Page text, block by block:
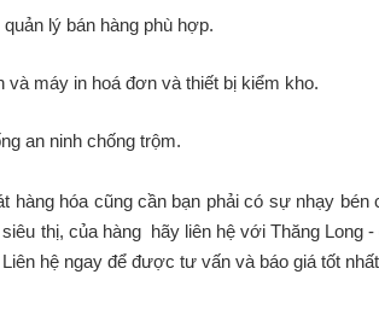
lý bán hàng phù hợp.
và máy in hoá đơn và thiết bị kiểm kho.
an ninh chống trộm.
hóa cũng cần bạn phải có sự nhạy bén
thị, của hàng hãy liên hệ với Thăng Long
hệ ngay để được tư vấn và báo giá tốt